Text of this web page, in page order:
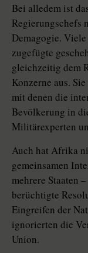
Bei alledem ist
Regierungschefs
Demagogie.
zugefügte
gleichzeitig dem
Konzerne aus.
mit denen die
Bevölkerung in
Militärexperten
Auch hat Afrika
gemeinsamen
mehrere Staaten
berüchtigte
Eingreifen der
ignorierten die
Union.